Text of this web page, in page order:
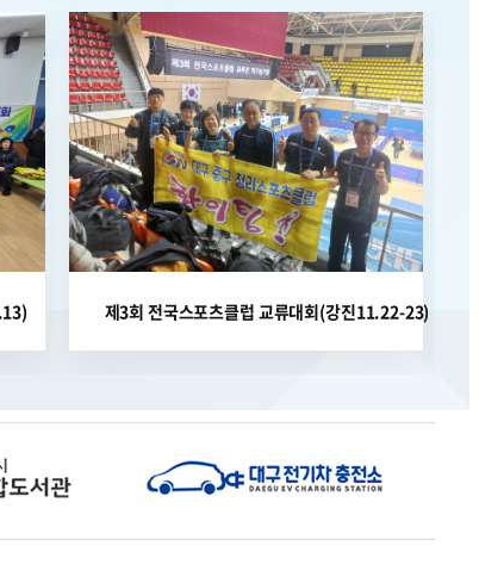
제3회 전국스포츠클럽 교류대회(강진11.22-23)